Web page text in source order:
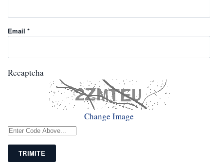
Email *
Recaptcha
Change Image
TRIMITE